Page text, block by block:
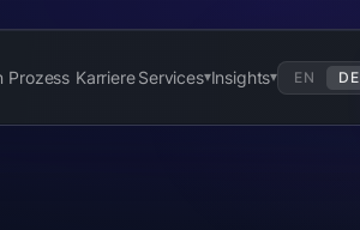
Prozess KarriereServices▾Insights▾ EN DE